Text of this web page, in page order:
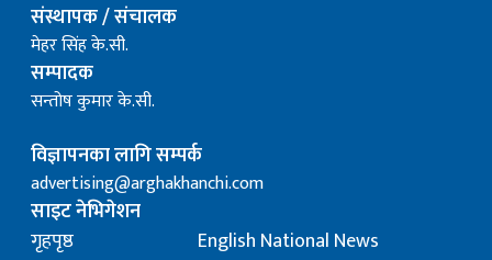
संस्थापक / संचालक
मेहर सिंह के.सी.
सम्पादक
सन्तोष कुमार के.सी.
विज्ञापनका लागि सम्पर्क
advertising@arghakhanchi.com
साइट नेभिगेशन
गृहपृष्ठ
English National News